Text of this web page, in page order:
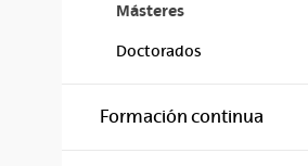
Másteres
Doctorados
Formación continua